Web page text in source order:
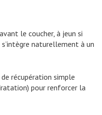
le coucher, à jeun si
naturellement à un
récupération simple
pour renforcer la